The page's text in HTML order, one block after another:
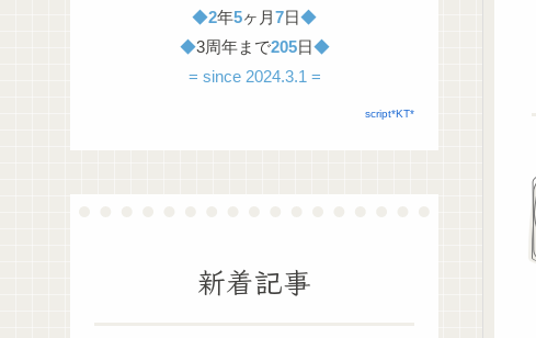
◆2年5ヶ月7日◆
◆3周年まで205日◆
= since 2024.3.1 =
script*KT*
新着記事